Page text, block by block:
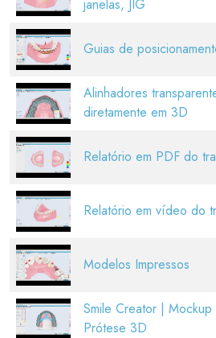
janelas, JIG
Guias de
Alinhadores
diretamente em 3D
Relatório em PDF do
Relatório em vídeo do
Modelos Impressos
Smile Creator |
Prótese 3D